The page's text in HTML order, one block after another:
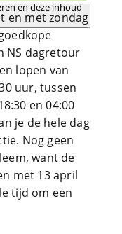
en deze inhoud
en met zondag
NS dagretour
lopen van
uur, tussen
en 04:00
je de hele dag
Nog geen
want de
met 13 april
tijd om een